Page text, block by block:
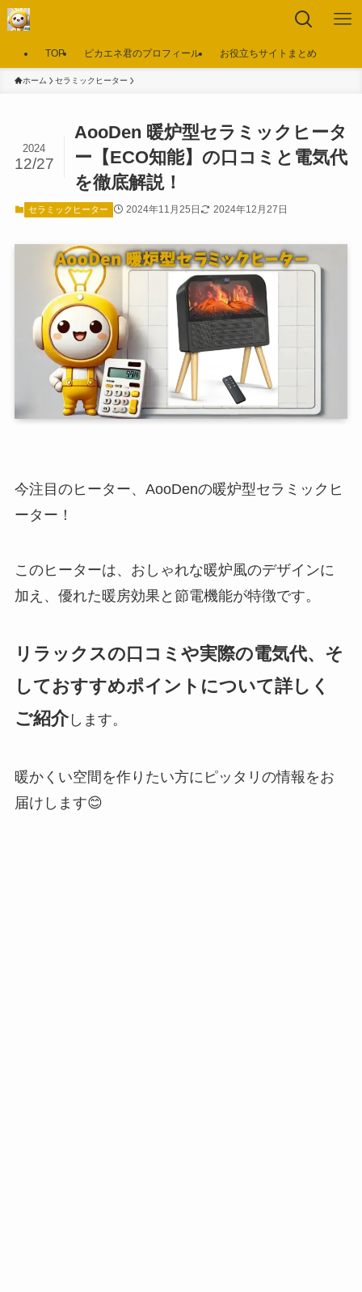
TOP ピカエネ君のプロフィール お役立ちサイトまとめ
ホーム セラミックヒーター
AooDen 暖炉型セラミックヒータ
ー【ECO知能】の口コミと電気代
を徹底解説！
2024
12/27
セラミックヒーター 2024年11月25日 2024年12月27日
今注目のヒーター、AooDenの暖炉型セラミックヒ
ーター！
このヒーターは、おしゃれな暖炉風のデザインに
加え、優れた暖房効果と節電機能が特徴です。
リラックスの口コミや実際の電気代、そ
しておすすめポイントについて詳しく
ご紹介します。
暖かくい空間を作りたい方にピッタリの情報をお
届けします😊